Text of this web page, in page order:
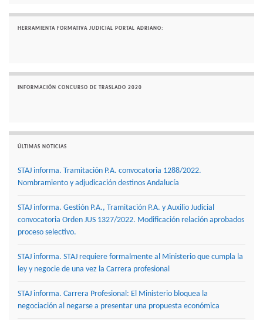
HERRAMIENTA FORMATIVA JUDICIAL PORTAL ADRIANO:
INFORMACIÓN CONCURSO DE TRASLADO 2020
ÚLTIMAS NOTICIAS
STAJ informa. Tramitación P.A. convocatoria 1288/2022.
Nombramiento y adjudicación destinos Andalucía
STAJ informa. Gestión P.A., Tramitación P.A. y Auxilio Judicial
convocatoria Orden JUS 1327/2022. Modificación relación aprobados
proceso selectivo.
STAJ informa. STAJ requiere formalmente al Ministerio que cumpla la
ley y negocie de una vez la Carrera profesional
STAJ informa. Carrera Profesional: El Ministerio bloquea la
negociación al negarse a presentar una propuesta económica